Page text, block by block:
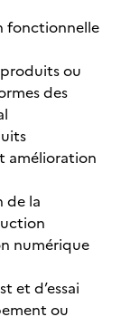
fonctionnelle
ou
des
amélioration
de la
numérique
et d’essai
ou